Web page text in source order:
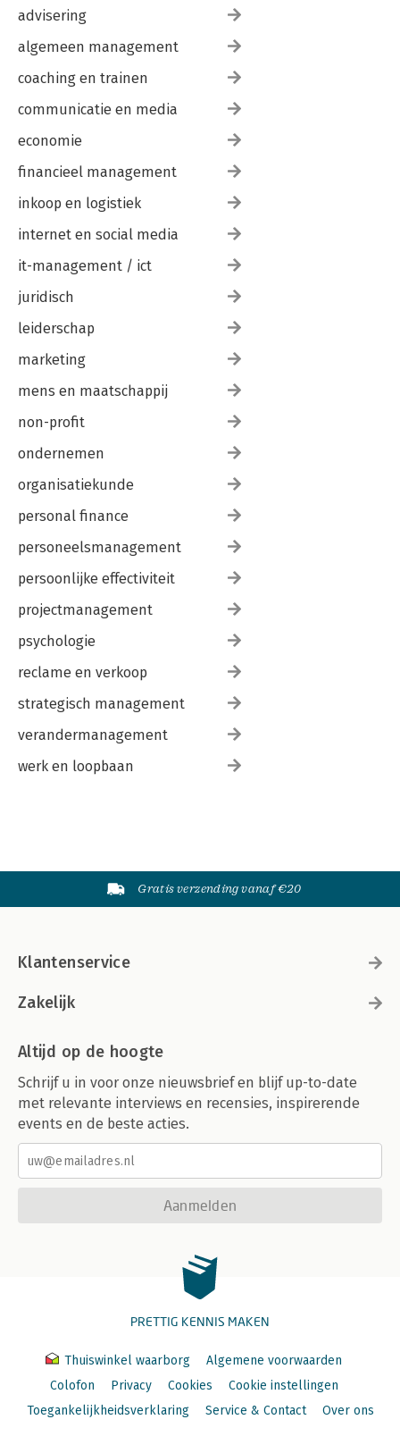
advisering
algemeen management
coaching en trainen
communicatie en media
economie
financieel management
inkoop en logistiek
internet en social media
it-management / ict
juridisch
leiderschap
marketing
mens en maatschappij
non-profit
ondernemen
organisatiekunde
personal finance
personeelsmanagement
persoonlijke effectiviteit
projectmanagement
psychologie
reclame en verkoop
strategisch management
verandermanagement
werk en loopbaan
Gratis verzending vanaf €20
Klantenservice
Zakelijk
Altijd op de hoogte
Schrijf u in voor onze nieuwsbrief en blijf up-to-date
met relevante interviews en recensies, inspirerende
events en de beste acties.
Aanmelden
PRETTIG KENNIS MAKEN
Thuiswinkel waarborg
Algemene voorwaarden
Colofon
Privacy Cookies
Cookie instellingen
Toegankelijkheidsverklaring
Service & Contact Over ons